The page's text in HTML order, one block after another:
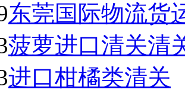
东莞国际物流货
菠萝进口清关清
进口柑橘类清关